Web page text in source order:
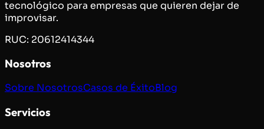
tecnológico para empresas que quieren dejar de
improvisar.
RUC: 20612414344
Nosotros
Sobre NosotrosCasos de ÉxitoBlog
Servicios